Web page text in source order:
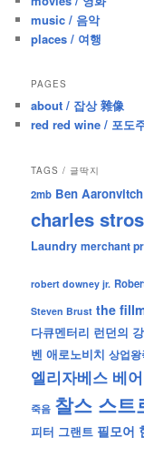
music / 음악
places / 여행
PAGES
about / 잡상 雜像
red red wine / 포도
TAGS / 글딱지
2mb Ben Aaronvitch
charles
Laundry merchant
robert downey jr.
Steven Brust the
다큐멘터리 런던의
벤 애로노비치 상업왕
엘리자베스 베어
죽음 찰스 스트
피터 그랜트 필모어